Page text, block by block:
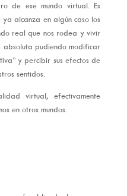
de ese mundo virtual. Es
ya alcanza en algún caso los
real que nos rodea y vivir
absoluta pudiendo modificar
y percibir sus efectos de
sentidos.
virtual, efectivamente
en otros mundos.